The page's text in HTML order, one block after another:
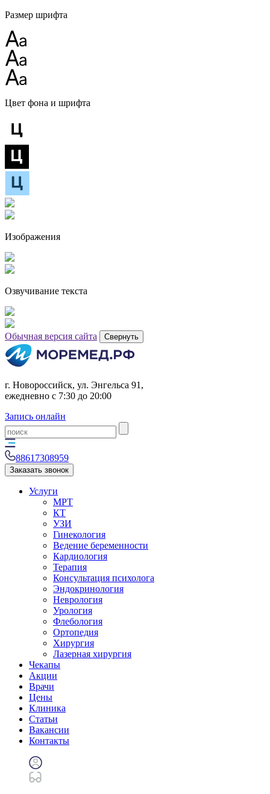
Размер шрифта
Цвет фона и шрифта
Изображения
Озвучивание текста
Обычная версия сайта Свернуть
г. Новороссийск, ул. Энгельса 91,
ежедневно с 7:30 до 20:00
Запись онлайн
88617308959
Заказать звонок
Услуги
МРТ
КТ
УЗИ
Гинекология
Ведение беременности
Кардиология
Терапия
Консультация психолога
Эндокринология
Неврология
Урология
Флебология
Ортопедия
Хирургия
Лазерная хирургия
Чекапы
Акции
Врачи
Цены
Клиника
Статьи
Вакансии
Контакты